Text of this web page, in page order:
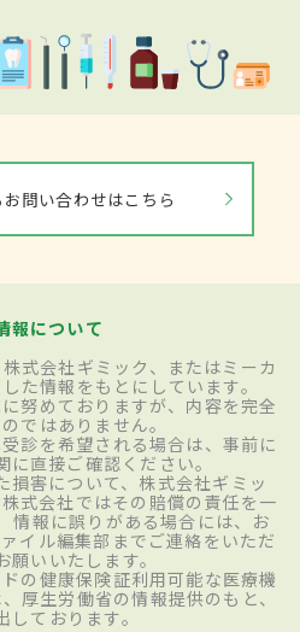
問い合わせはこちら
報について
式会社ギミック、またはミーカ
た情報をもとにしています。
努めておりますが、内容を完全
ではありません。
診を希望される場合は、事前に
直接ご確認ください。
損害について、株式会社ギミッ
式会社ではその賠償の責任を一
情報に誤りがある場合には、お
イル編集部までご連絡をいただ
願いいたします。
の健康保険証利用可能な医療機
厚生労働省の情報提供のもと、
しております。